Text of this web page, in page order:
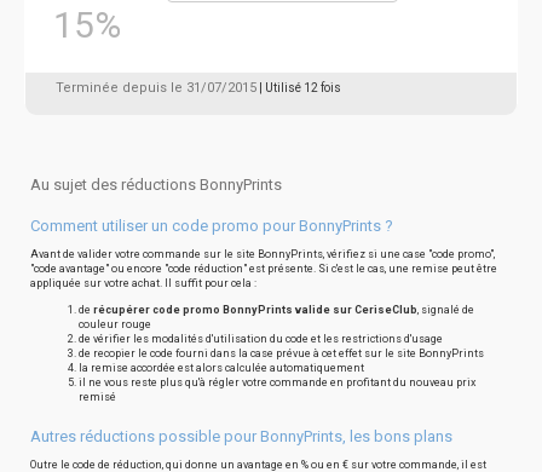
15%
Terminée depuis le 31/07/2015 | Utilisé 12 fois
Au sujet des réductions BonnyPrints
Comment utiliser un code promo pour BonnyPrints ?
Avant de valider votre commande sur le site BonnyPrints, vérifiez si une case "code promo",
"code avantage" ou encore "code réduction" est présente. Si c'est le cas, une remise peut être
appliquée sur votre achat. Il suffit pour cela :
de récupérer code promo BonnyPrints valide sur CeriseClub, signalé de
couleur rouge
de vérifier les modalités d'utilisation du code et les restrictions d'usage
de recopier le code fourni dans la case prévue à cet effet sur le site BonnyPrints
la remise accordée est alors calculée automatiquement
il ne vous reste plus qu'à régler votre commande en profitant du nouveau prix
remisé
Autres réductions possible pour BonnyPrints, les bons plans
Outre le code de réduction, qui donne un avantage en % ou en € sur votre commande, il est